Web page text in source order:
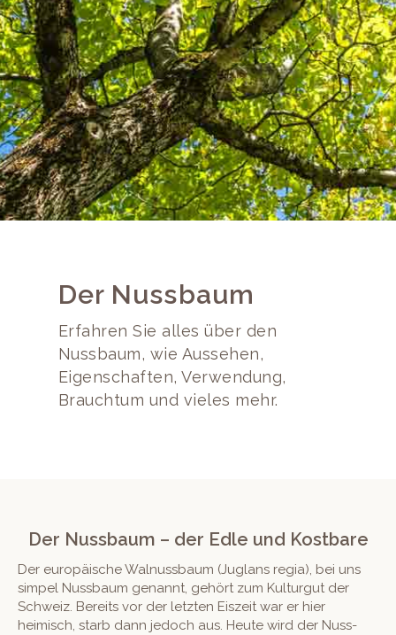
Der Nussbaum
Erfahren Sie alles über den
Nussbaum, wie Aussehen,
Eigenschaften, Verwendung,
Brauchtum und vieles mehr.
Der Nussbaum – der Edle und Kostbare
Der europäis­che Wal­nuss­baum (Juglans regia), bei uns
sim­pel Nuss­baum genan­nt, gehört zum Kul­turgut der
Schweiz. Bere­its vor der let­zten Eiszeit war er hier
heimisch, starb dann jedoch aus. Heute wird der Nuss­